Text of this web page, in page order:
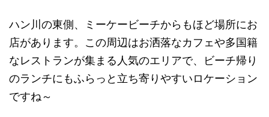
ハン川の東側、ミーケービーチからもほど場所にお
店があります。この周辺はお洒落なカフェや多国籍
なレストランが集まる人気のエリアで、ビーチ帰り
のランチにもふらっと立ち寄りやすいロケーション
ですね～